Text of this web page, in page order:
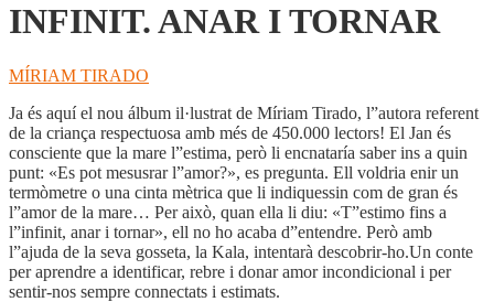
INFINIT. ANAR I TORNAR
MÍRIAM TIRADO
Ja és aquí el nou álbum il·lustrat de Míriam Tirado, l”autora referent
de la criança respectuosa amb més de 450.000 lectors! El Jan és
consciente que la mare l”estima, però li encnataría saber ins a quin
punt: «Es pot mesusrar l”amor?», es pregunta. Ell voldria enir un
termòmetre o una cinta mètrica que li indiquessin com de gran és
l”amor de la mare… Per això, quan ella li diu: «T”estimo fins a
l”infinit, anar i tornar», ell no ho acaba d”entendre. Però amb
l”ajuda de la seva gosseta, la Kala, intentarà descobrir-ho.Un conte
per aprendre a identificar, rebre i donar amor incondicional i per
sentir-nos sempre connectats i estimats.